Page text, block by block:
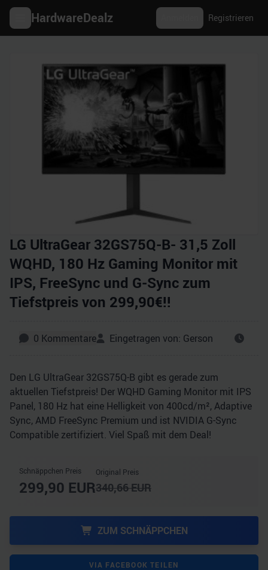
HardwareDealz Registrieren
LG UltraGear 32GS75Q-B- 31,5 Zoll
WQHD, 180 Hz Gaming Monitor mit
IPS, FreeSync und G-Sync zum
Tiefstpreis von 299,90€!!
0 Kommentare Eingetragen von: Gerson
Den LG UltraGear 32GS75Q-B gibt es gerade zum
aktuellen Tiefstpreis! Der WQHD Gaming Monitor mit IPS
Panel, 180 Hz hat eine Helligkeit von 400cd/​m², Adaptive
Sync, AMD FreeSync Premium und ist NVIDIA G-Sync
Compatible zertifiziert. Viel Spaß mit dem Deal!
Schnäppchen Preis
299,90 EUR
Original Preis
340,66EUR
ZUM SCHNÄPPCHEN
VIA FACEBOOK TEILEN